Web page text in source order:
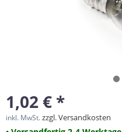
1,02 € *
inkl. MwSt.zzgl. Versandkosten